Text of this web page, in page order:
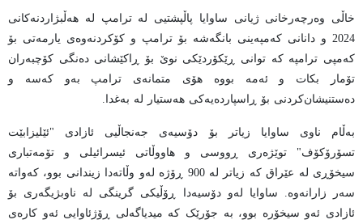
خاڵی وەرچەرخانی ژیانی ساوایا پاڵپشتیی لە ترامپ لە هەڵبژاردنەکانی
2024 و دانانی کەمپەینی بانگەشە بۆ ترامپ و کۆکردنەوەی یارمەتی بۆ
کەمپی ترامپە کە توانی ڕێکۆردێکی نوێ بۆ ڕاکێشانی دەنگی کۆچبەران
تۆمار بکات و ئەمە بووە هۆی متمانەی ترامپ بەو کەسە و
دەستنیشان‌کردنی بۆ ڕاسپاردەیەکی هەستیار لە بەغدا.
بەڵام ناوی ساوایا زیاتر بۆ دۆسیەی جەنجاڵیی ئازادی "ئێلیزابێت
تسۆرۆکۆف" توێژەری ڕووسی و هاووڵاتی ئیسرائیلی و تۆمەتباری
سیخۆڕی لە عێراق کە زیاتر لە 900 ڕۆژە لەو وڵاتەدا زیندانی بوو، کەواتە
سەر زارانەوە. ساوایا لەو دۆسیەدا ڕۆڵیکی گرینگی لە ناوبژیگەری بۆ
ئازادی ئەو سیخۆرە بوو، بە جۆرێک کە میدیاگەلی ڕۆژئاوایی ئەو کارەی